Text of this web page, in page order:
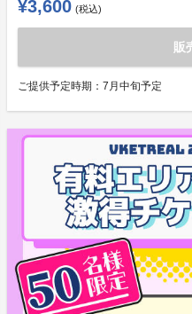
¥3,600 (税込)
販
ご提供予定時期： 7月中旬予定